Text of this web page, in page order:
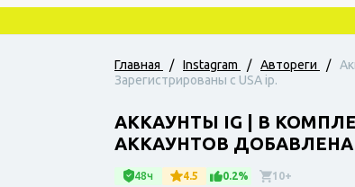
Главная / Instagram / Автореги /
Зарегистрированы с USA ip.
АККАУНТЫ IG | В
АККАУНТОВ ДОБАВЛЕНА
48ч 4.5 0.2% 10+